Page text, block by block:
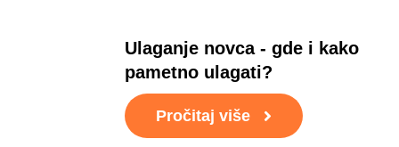
Ulaganje novca - gde i kako
pametno ulagati?
Pročitaj više